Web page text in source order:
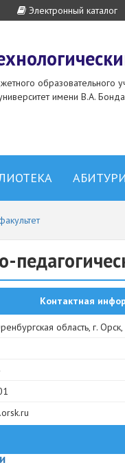
Электронный каталог
образовательного
имени В.А.
Контактная
область, г.